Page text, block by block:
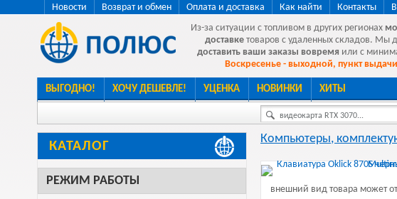
Новости Возврат и обмен Оплата и доставка Как найти Контакты
Из-за ситуации с топливом в других регионах
доставке товаров с удаленных складов. Мы
доставить ваши заказы вовремя или с
Воскресенье - выходной, пункт
ВЫГОДНО! ХОЧУ ДЕШЕВЛЕ! УЦЕНКА НОВИНКИ ХИТЫ
видеокарта RTX 3070...
КАТАЛОГ
РЕЖИМ РАБОТЫ
Компьютеры,
внешний вид товара может